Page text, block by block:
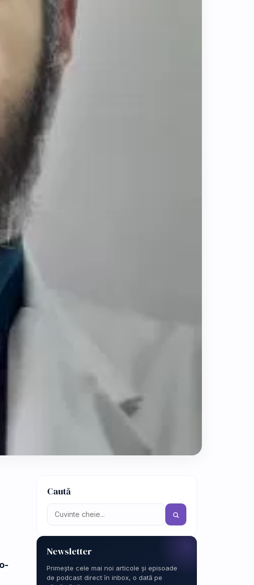
Caută
Newsletter
Primește cele mai noi articole și episoade
de podcast direct în inbox, o dată pe